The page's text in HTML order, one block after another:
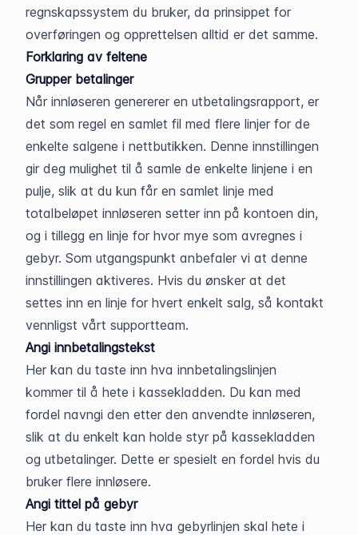
regnskapssystem du bruker, da prinsippet for
overføringen og opprettelsen alltid er det samme.
Forklaring av feltene
Grupper betalinger
Når innløseren genererer en utbetalingsrapport, er
det som regel en samlet fil med flere linjer for de
enkelte salgene i nettbutikken. Denne innstillingen
gir deg mulighet til å samle de enkelte linjene i en
pulje, slik at du kun får en samlet linje med
totalbeløpet innløseren setter inn på kontoen din,
og i tillegg en linje for hvor mye som avregnes i
gebyr. Som utgangspunkt anbefaler vi at denne
innstillingen aktiveres. Hvis du ønsker at det
settes inn en linje for hvert enkelt salg, så kontakt
vennligst vårt supportteam.
Angi innbetalingstekst
Her kan du taste inn hva innbetalingslinjen
kommer til å hete i kassekladden. Du kan med
fordel navngi den etter den anvendte innløseren,
slik at du enkelt kan holde styr på kassekladden
og utbetalinger. Dette er spesielt en fordel hvis du
bruker flere innløsere.
Angi tittel på gebyr
Her kan du taste inn hva gebyrlinjen skal hete i